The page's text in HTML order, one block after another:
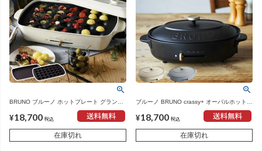
BRUNO ブルーノ ホットプレート グランデ
¥18,700 税込
在庫切れ
ブルーノ BRUNO crassy+ オーバルホットプ
¥18,700 税込
在庫切れ